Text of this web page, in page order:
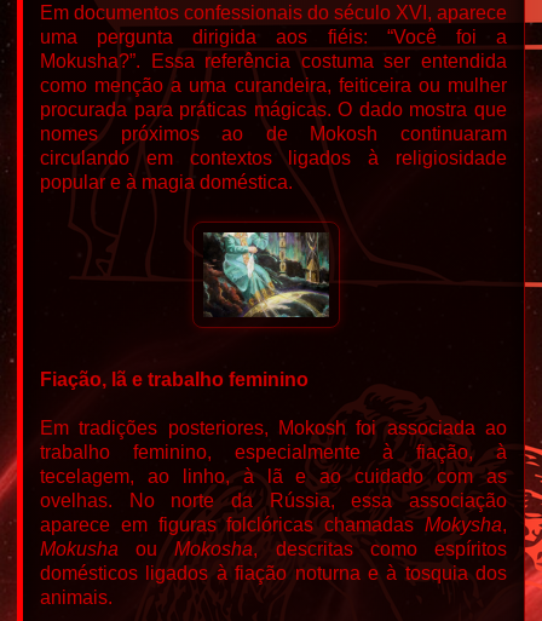
Em documentos confessionais do século XVI, aparece
uma pergunta dirigida aos fiéis: “Você foi a
Mokusha?”. Essa referência costuma ser entendida
como menção a uma curandeira, feiticeira ou mulher
procurada para práticas mágicas. O dado mostra que
nomes próximos ao de Mokosh continuaram
circulando em contextos ligados à religiosidade
popular e à magia doméstica.
Fiação, lã e trabalho feminino
Em tradições posteriores, Mokosh foi associada ao
trabalho feminino, especialmente à fiação, à
tecelagem, ao linho, à lã e ao cuidado com as
ovelhas. No norte da Rússia, essa associação
aparece em figuras folclóricas chamadasMokysha,
Mokusha ouMokosha, descritas como espíritos
domésticos ligados à fiação noturna e à tosquia dos
animais.